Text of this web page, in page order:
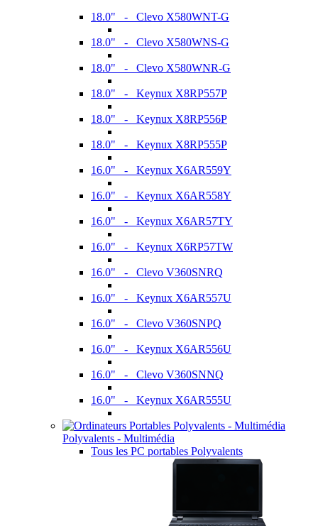
18.0" - Clevo X580WNT-G
18.0" - Clevo X580WNS-G
18.0" - Clevo X580WNR-G
18.0" - Keynux X8RP557P
18.0" - Keynux X8RP556P
18.0" - Keynux X8RP555P
16.0" - Keynux X6AR559Y
16.0" - Keynux X6AR558Y
16.0" - Keynux X6AR57TY
16.0" - Keynux X6RP57TW
16.0" - Clevo V360SNRQ
16.0" - Keynux X6AR557U
16.0" - Clevo V360SNPQ
16.0" - Keynux X6AR556U
16.0" - Clevo V360SNNQ
16.0" - Keynux X6AR555U
Polyvalents - Multimédia
Tous les PC portables Polyvalents